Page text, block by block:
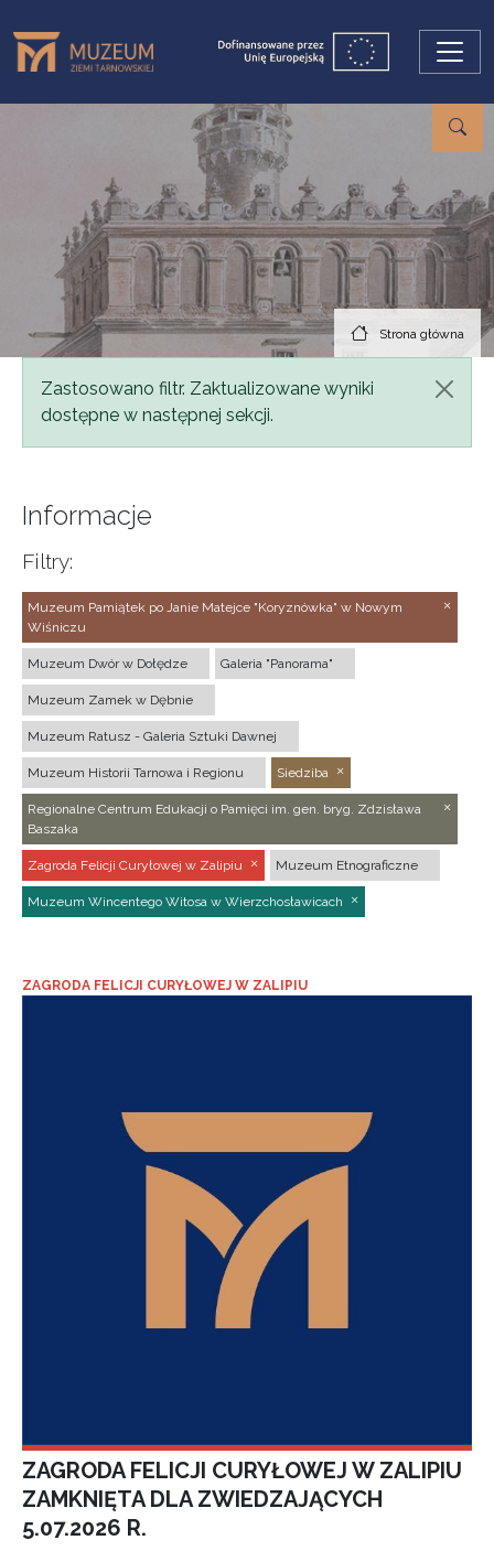
Strona główna
Komunikat
Zastosowano filtr. Zaktualizowane wyniki
dostępne w następnej sekcji.
Informacje
Filtry:
Muzeum Pamiątek po Janie Matejce "Koryznówka" w Nowym
Wiśniczu
Muzeum Dwór w Dołędze Galeria "Panorama"
Muzeum Zamek w Dębnie
Muzeum Ratusz - Galeria Sztuki Dawnej
Muzeum Historii Tarnowa i Regionu Siedziba
Regionalne Centrum Edukacji o Pamięci im. gen. bryg. Zdzisława
Baszaka
Zagroda Felicji Curyłowej w Zalipiu Muzeum Etnograficzne
Muzeum Wincentego Witosa w Wierzchosławicach
ZAGRODA FELICJI CURYŁOWEJ W ZALIPIU
ZAGRODA FELICJI CURYŁOWEJ W ZALIPIU
ZAMKNIĘTA DLA ZWIEDZAJĄCYCH
5.07.2026 R.